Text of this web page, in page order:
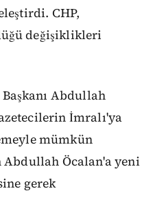
CHP,
değişiklikleri
Abdullah
İmralı'ya
mümkün
Öcalan'a yeni
gerek